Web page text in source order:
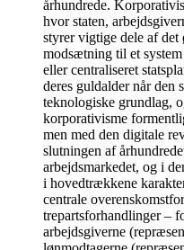
århundrede.
hvor staten,
styrer vigtige dele af
modsætning til et
eller centraliseret
deres guldalder når den
teknologiske grundlag,
korporativisme
men med den digitale
slutningen af
arbejdsmarkedet, og i
i hovedtrækkene
centrale
trepartsforhandlinger –
arbejdsgiverne